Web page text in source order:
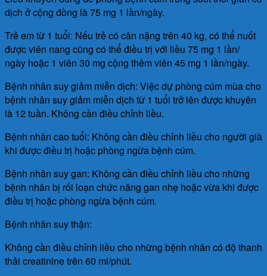
dịch ở cộng đồng là 75 mg 1 lần/ngày.
Trẻ em từ 1 tuổi: Nếu trẻ có cân nặng trên 40 kg, có thể nuốt
được viên nang cũng có thể điều trị với liều 75 mg 1 lần/
ngày hoặc 1 viên 30 mg cộng thêm viên 45 mg 1 lần/ngày.
Bệnh nhân suy giảm miễn dịch: Việc dự phòng cúm mùa cho
bệnh nhân suy giảm miễn dịch từ 1 tuổi trở lên được khuyên
là 12 tuần. Không cần điều chỉnh liều.
Bệnh nhân cao tuổi: Không cần điều chỉnh liều cho người già
khi được điều trị hoặc phòng ngừa bệnh cúm.
Bệnh nhân suy gan: Không cần điều chỉnh liều cho những
bệnh nhân bị rối loạn chức năng gan nhẹ hoặc vừa khi được
điều trị hoặc phòng ngừa bệnh cúm.
Bệnh nhân suy thận:
Không cần điều chỉnh liều cho những bệnh nhân có độ thanh
thải creatinine trên 60 ml/phút.